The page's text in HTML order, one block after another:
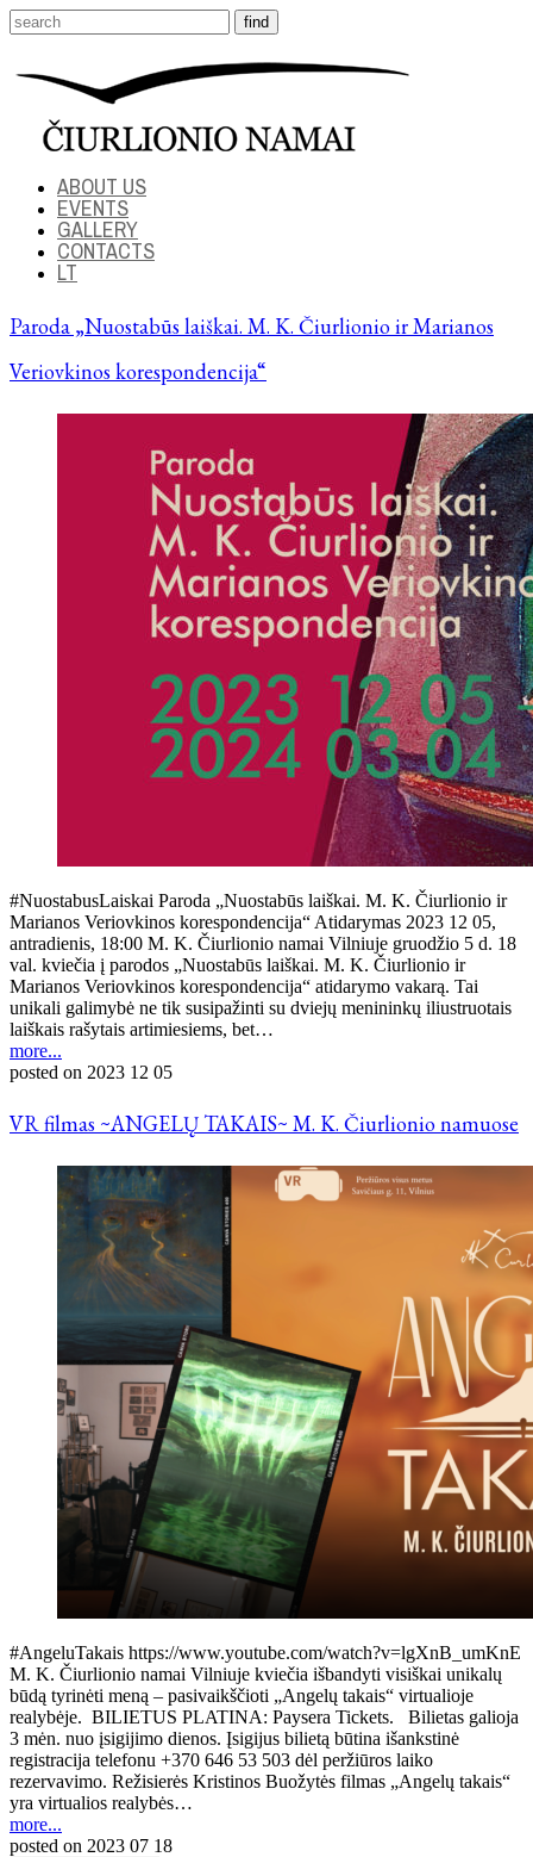
ABOUT US
EVENTS
GALLERY
CONTACTS
LT
Paroda „Nuostabūs laiškai. M. K. Čiurlionio ir Marianos
Veriovkinos korespondencija“
#NuostabusLaiskai Paroda „Nuostabūs laiškai. M. K. Čiurlionio ir
Marianos Veriovkinos korespondencija“ Atidarymas 2023 12 05,
antradienis, 18:00 M. K. Čiurlionio namai Vilniuje gruodžio 5 d. 18
val. kviečia į parodos „Nuostabūs laiškai. M. K. Čiurlionio ir
Marianos Veriovkinos korespondencija“ atidarymo vakarą. Tai
unikali galimybė ne tik susipažinti su dviejų menininkų iliustruotais
laiškais rašytais artimiesiems, bet…
more...
posted on 2023 12 05
VR filmas ~ANGELŲ TAKAIS~ M. K. Čiurlionio namuose
#AngeluTakais https://www.youtube.com/watch?v=lgXnB_umKnE
M. K. Čiurlionio namai Vilniuje kviečia išbandyti visiškai unikalų
būdą tyrinėti meną – pasivaikščioti „Angelų takais“ virtualioje
realybėje. BILIETUS PLATINA: Paysera Tickets. Bilietas galioja
3 mėn. nuo įsigijimo dienos. Įsigijus bilietą būtina išankstinė
registracija telefonu +370 646 53 503 dėl peržiūros laiko
rezervavimo. Režisierės Kristinos Buožytės filmas „Angelų takais“
yra virtualios realybės…
more...
posted on 2023 07 18